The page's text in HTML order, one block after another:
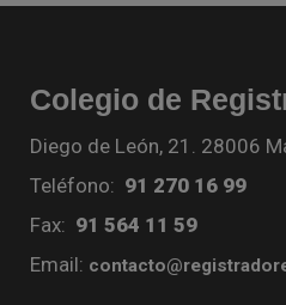
Colegio de
Diego de León, 21. 28006
Teléfono: 91 270 16 99
Fax: 91 564 11 59
Email: